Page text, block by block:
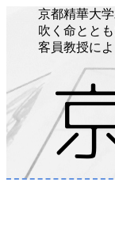
京都精華大
吹く命とと
客員教授に